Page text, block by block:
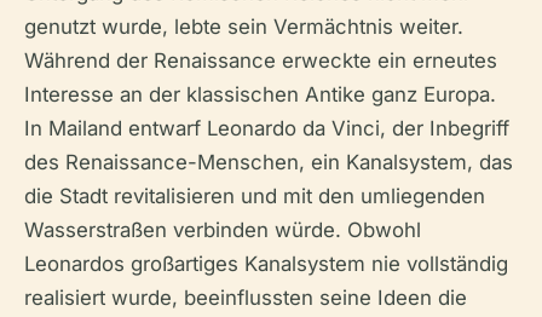
genutzt wurde, lebte sein Vermächtnis weiter.
Während der Renaissance erweckte ein erneutes
Interesse an der klassischen Antike ganz Europa.
In Mailand entwarf Leonardo da Vinci, der Inbegriff
des Renaissance-Menschen, ein Kanalsystem, das
die Stadt revitalisieren und mit den umliegenden
Wasserstraßen verbinden würde. Obwohl
Leonardos großartiges Kanalsystem nie vollständig
realisiert wurde, beeinflussten seine Ideen die